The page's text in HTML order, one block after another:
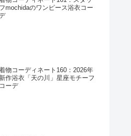
フmochidaのワンピース浴衣コー
物コーディネート160：2026年
新作浴衣「天の川」星座モチーフ
コーデ